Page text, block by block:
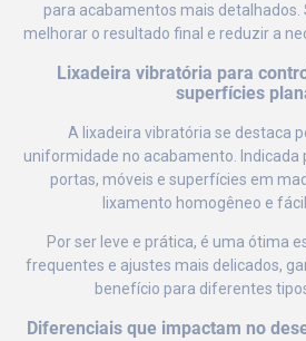
para acabamentos mais detalhados.
melhorar o resultado final e reduzir a
Lixadeira vibratória para
superfícies
A lixadeira vibratória se destaca
uniformidade no acabamento. Indicada
portas, móveis e superfícies em
lixamento homogêneo e
Por ser leve e prática, é uma ótima
frequentes e ajustes mais delicados,
benefício para diferentes
Diferenciais que impactam no